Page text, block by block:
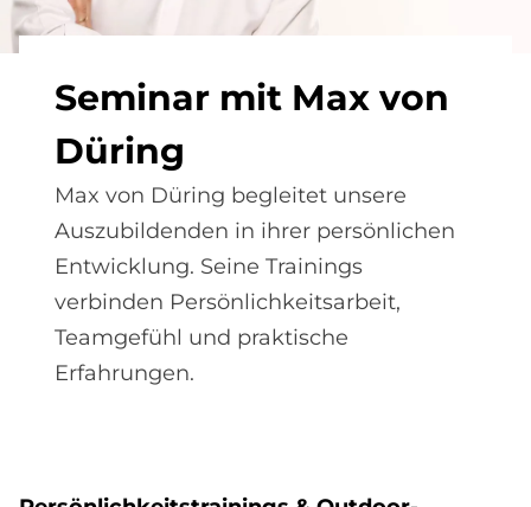
Se­mi­nar mit Max von
Dü­ring
Max von Düring begleitet unsere
Auszubildenden in ihrer persönlichen
Entwicklung. Seine Trainings
verbinden Persönlichkeitsarbeit,
Teamgefühl und praktische
Erfahrungen.